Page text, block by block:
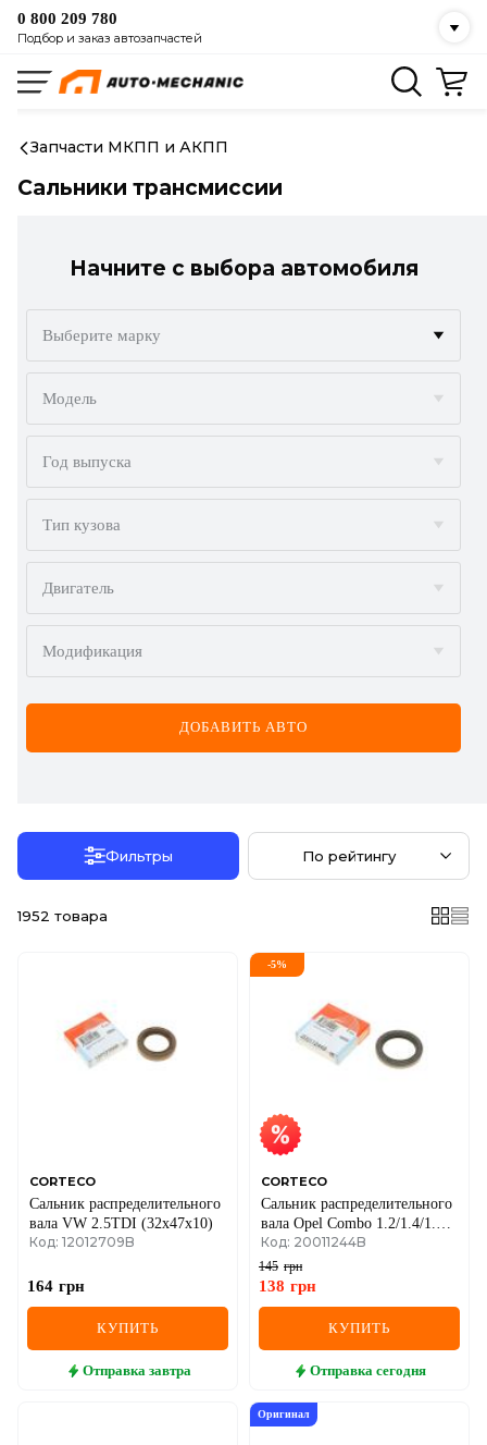
0 800 209 780
Подбор и заказ автозапчастей
Запчасти МКПП и АКПП
Сальники трансмиссии
Начните с выбора автомобиля
Выберите марку
ALFA ROMEO
AUDI
BMW
BYD
CADILLAC
CHERY
CHEVROLET
CHRYSLER
FIAT
GMC
GREAT WALL
HAVAL
Модель
Год выпуска
Тип кузова
Двигатель
Модификация
ДОБАВИТЬ АВТО
Фильтры По рейтингу
1952 товара
CORTECO
Сальник распределительного
вала VW 2.5TDI (32x47x10)
Код: 12012709B
164 грн
КУПИТЬ
Отправка завтра
-5%
CORTECO
Сальник распределительного
вала Opel Combo 1.2/1.4/1.6
94-01 (35x48x7)
Код: 20011244B
145 грн
138 грн
КУПИТЬ
Отправка сегодня
Оригинал